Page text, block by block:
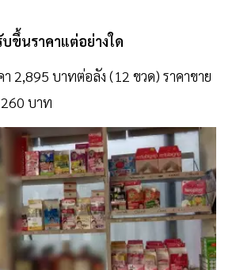
บขึ้นราคาแต่อย่างใด
า 2,895 บาทต่อลัง (12 ขวด) ราคาขาย
บาท